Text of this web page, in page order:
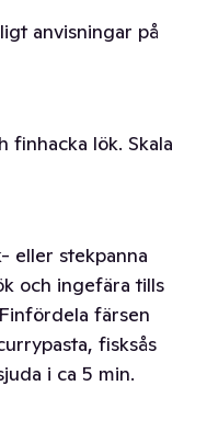
anvisningar på
finhacka lök. Skala
eller stekpanna
och ingefära tills
färsen
fisksås
i ca 5 min.